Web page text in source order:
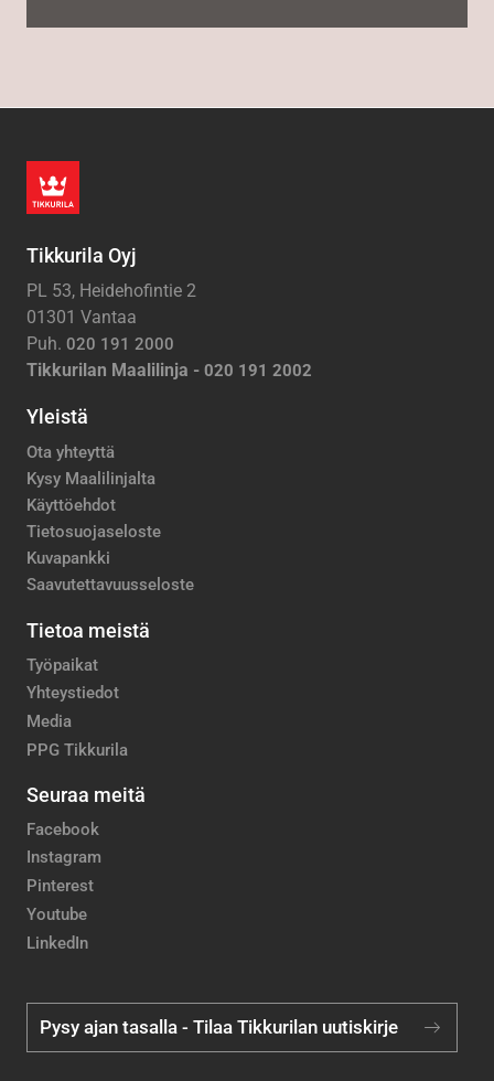
Tikkurila Oyj
PL 53, Heidehofintie 2
01301 Vantaa
Puh. 020 191 2000
Tikkurilan Maalilinja - 020 191 2002
Yleistä
Ota yhteyttä
Kysy Maalilinjalta
Käyttöehdot
Tietosuojaseloste
Kuvapankki
Saavutettavuusseloste
Tietoa meistä
Työpaikat
Yhteystiedot
Media
PPG Tikkurila
Seuraa meitä
Facebook
Instagram
Pinterest
Youtube
LinkedIn
Pysy ajan tasalla - Tilaa Tikkurilan uutiskirje